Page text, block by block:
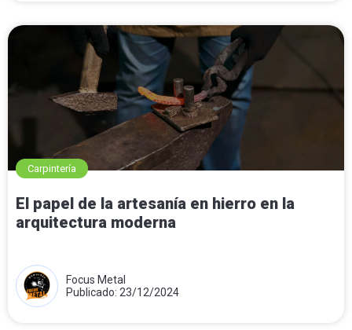
Carpintería
El papel de la artesanía en hierro en la
arquitectura moderna
Focus Metal
Publicado: 23/12/2024